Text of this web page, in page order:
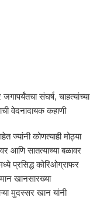
संघर्ष, चाहत्यांच्या
वेदनादायक कहाणी
कोणत्याही मोठ्या
आणि सातत्याच्या बळावर
प्रसिद्ध कोरिओग्राफर
खानसारख्या
मुदस्सर खान यांनी